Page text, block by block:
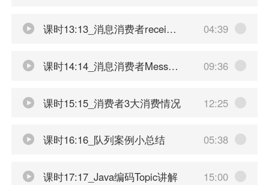
课时13:13_消息消费者receive方法说明 04:39
课时14:14_消息消费者MessageListener方法说明 09:36
课时15:15_消费者3大消费情况 12:25
课时16:16_队列案例小总结 05:38
课时17:17_Java编码Topic讲解 15:00